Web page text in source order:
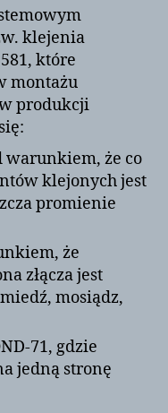
klejenia
które
montażu
produkcji
warunkiem, że co
klejonych jest
promienie
że
złącza jest
mosiądz,
71, gdzie
jedną stronę